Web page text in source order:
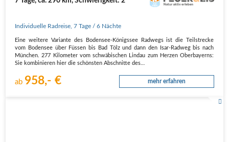
Individuelle Radreise ,7 Tage / 6 Nächte
Eine wei­te­re Vari­an­te des Boden­see-Königs­see Rad­wegs ist die Teil­stre­cke
vom Boden­see über Füs­sen bis Bad Tölz und dann den Isar-Rad­weg bis nach
Mün­chen. 277 Kilo­me­ter vom schwä­bi­schen Lin­dau zum Her­zen Ober­bay­erns:
Sie kom­bi­nie­ren hier die schöns­ten Abschnit­te des…
ab 958,- € mehr erfahren